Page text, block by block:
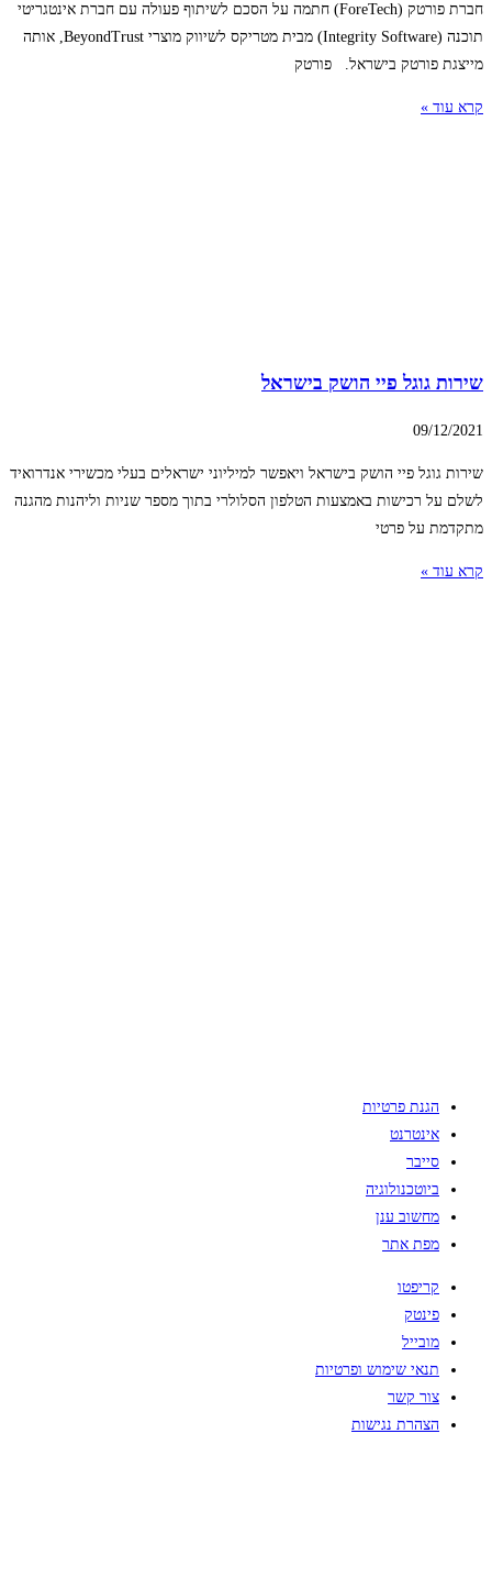
חברת פורטק (ForeTech) חתמה על הסכם לשיתוף פעולה עם חברת אינטגריטי
תוכנה (Integrity Software) מבית מטריקס לשיווק מוצרי BeyondTrust, אותה
מייצגת פורטק בישראל. פורטק
קרא עוד »
שירות גוגל פיי הושק בישראל
09/12/2021
שירות גוגל פיי הושק בישראל ויאפשר למיליוני ישראלים בעלי מכשירי אנדרואיד
לשלם על רכישות באמצעות הטלפון הסלולרי בתוך מספר שניות וליהנות מהגנה
מתקדמת על פרטי
קרא עוד »
הגנת פרטיות
אינטרנט
סייבר
ביוטכנולוגיה
מחשוב ענן
מפת אתר
קריפטו
פינטק
מובייל
תנאי שימוש ופרטיות
צור קשר
הצהרת נגישות